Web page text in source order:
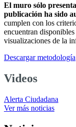
El muro sólo
publicación ha sido
cumplen con los
encuentran
visualizaciones de la
Descargar metodología
Videos
Alerta Ciudadana
Ver más noticias